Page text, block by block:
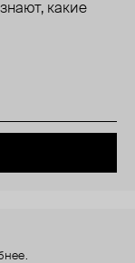
какие